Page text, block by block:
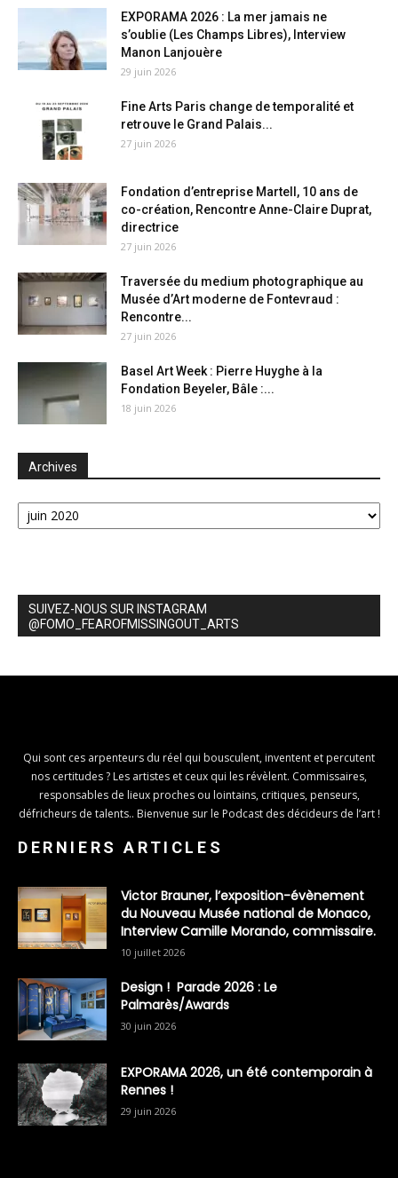
EXPORAMA 2026 : La mer jamais ne
s’oublie (Les Champs Libres), Interview
Manon Lanjouère
29 juin 2026
Fine Arts Paris change de temporalité et
retrouve le Grand Palais...
27 juin 2026
Fondation d’entreprise Martell, 10 ans de
co-création, Rencontre Anne-Claire Duprat,
directrice
27 juin 2026
Traversée du medium photographique au
Musée d’Art moderne de Fontevraud :
Rencontre...
27 juin 2026
Basel Art Week : Pierre Huyghe à la
Fondation Beyeler, Bâle :...
18 juin 2026
Archives
Archives
SUIVEZ-NOUS SUR INSTAGRAM
@FOMO_FEAROFMISSINGOUT_ARTS
Qui sont ces arpenteurs du réel qui bousculent, inventent et percutent
nos certitudes ? Les artistes et ceux qui les révèlent. Commissaires,
responsables de lieux proches ou lointains, critiques, penseurs,
défricheurs de talents.. Bienvenue sur le Podcast des décideurs de l’art !
DERNIERS ARTICLES
Victor Brauner, l’exposition-évènement
du Nouveau Musée national de Monaco,
Interview Camille Morando, commissaire.
10 juillet 2026
Design ! Parade 2026 : Le
Palmarès/Awards
30 juin 2026
EXPORAMA 2026, un été contemporain à
Rennes !
29 juin 2026